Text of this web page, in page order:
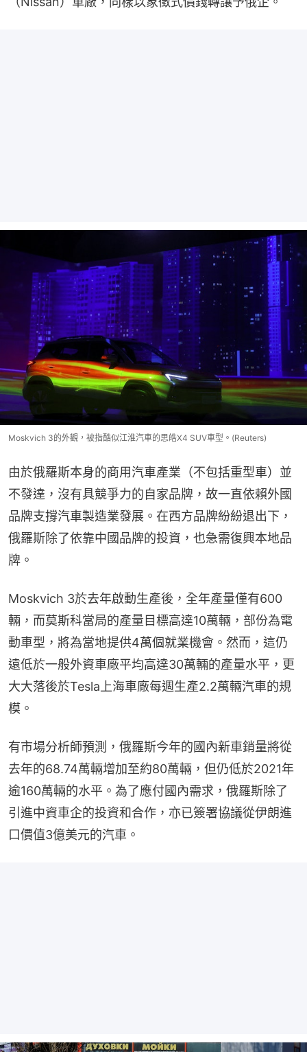
Moskvich 3的外觀，被指酷似江淮汽車的思皓X4 SUV車型。(Reuters)
由於俄羅斯本身的商用汽車產業（不包括重型車）並
不發達，沒有具競爭力的自家品牌，故一直依賴外國
品牌支撐汽車製造業發展。在西方品牌紛紛退出下，
俄羅斯除了依靠中國品牌的投資，也急需復興本地品
牌。
Moskvich 3於去年啟動生產後，全年產量僅有600
輛，而莫斯科當局的產量目標高達10萬輛，部份為電
動車型，將為當地提供4萬個就業機會。然而，這仍
遠低於一般外資車廠平均高達30萬輛的產量水平，更
大大落後於Tesla上海車廠每週生產2.2萬輛汽車的規
模。
有市場分析師預測，俄羅斯今年的國內新車銷量將從
去年的68.74萬輛增加至約80萬輛，但仍低於2021年
逾160萬輛的水平。為了應付國內需求，俄羅斯除了
引進中資車企的投資和合作，亦已簽署協議從伊朗進
口價值3億美元的汽車。